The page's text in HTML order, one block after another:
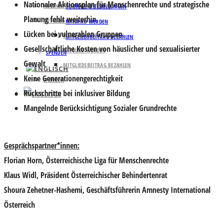
VORTEILE & BEDINGUNGEN
MITGLIED WERDEN
MITGLIEDSBEITRAG BEZAHLEN
SPENDEN
PARTNER UND UNTERSTÜTZER
MITGLIED WERDEN
VORTEILE & BEDINGUNGEN
MITGLIED WERDEN
MITGLIEDSBEITRAG BEZAHLEN
SPENDEN
Nationaler Aktionsplan für Menschenrechte und strategische
Planung fehlt weiterhin
Lücken bei vulnerablen Gruppen
Gesellschaftliche Kosten von häuslicher und sexualisierter
Gewalt
Keine Generationengerechtigkeit
Rückschritte bei inklusiver Bildung
Mangelnde Berücksichtigung Sozialer Grundrechte
Gesprächspartner*innen:
Florian Horn, Österreichische Liga für Menschenrechte
Klaus Widl, Präsident Österreichischer Behindertenrat
Shoura Zehetner-Hashemi, Geschäftsführerin Amnesty International
Österreich